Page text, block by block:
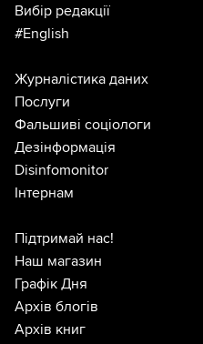
Вибір редакції
#English
Журналістика даних
Послуги
Фальшиві соціологи
Дезінформація
Disinfomonitor
Інтернам
Підтримай нас!
Наш магазин
Графік Дня
Архів блогів
Архів книг